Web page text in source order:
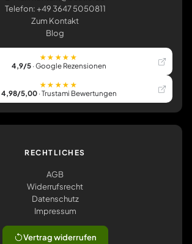
Telefon: +49 3647 5050811
Zum Kontakt
Blog
★★★★★
4,9/5· Google Rezensionen
★★★★★
4,98/5,00· Trustami Bewertungen
RECHTLICHES
AGB
Widerrufsrecht
Datenschutz
Impressum
Vertrag widerrufen